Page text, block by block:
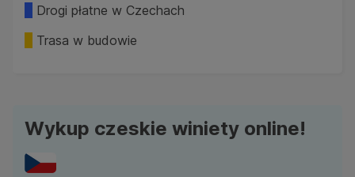
Drogi płatne w Czechach
Trasa w budowie
Wykup czeskie winiety online!